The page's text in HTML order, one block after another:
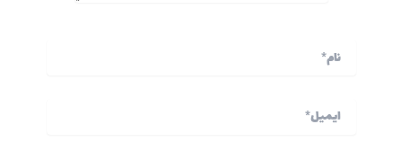
ایمیل*